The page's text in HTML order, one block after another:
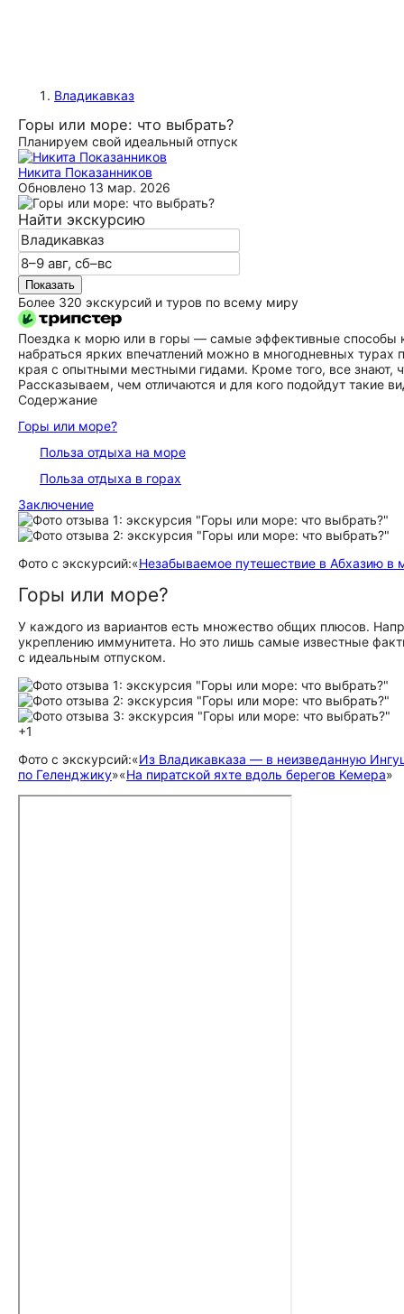
Владикавказ
Горы или море: что выбрать?
Планируем свой идеальный отпуск
Никита Показанников
Обновлено 13 мар. 2026
Найти экскурсию
Показать
Более 320 экскурсий и туров по всему миру
Поездка к морю или в горы — самые эффективные способы
набраться ярких впечатлений можно в многодневных
края с опытными местными гидами. Кроме того, все знают,
Рассказываем, чем отличаются и для кого подойдут такие
Содержание
Горы или море?
Польза отдыха на море
Польза отдыха в горах
Заключение
Фото с экскурсий:«Незабываемое путешествие в Абхазию в
Горы или море?
У каждого из вариантов есть множество общих плюсов.
укреплению иммунитета. Но это лишь самые известные
с идеальным отпуском.
+1
Фото с экскурсий:«Из Владикавказа — в неизведанную
по Геленджику»«На пиратской яхте вдоль берегов Кемера»